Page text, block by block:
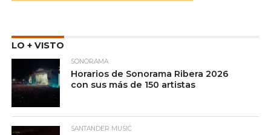
LO + VISTO
SONORAMA
Horarios de Sonorama Ribera 2026
con sus más de 150 artistas
SANTANDER MUSIC